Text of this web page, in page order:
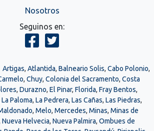
Nosotros
Seguinos en:
Artigas, Atlantida, Balneario Solis, Cabo Polonio,
, Chuy, Colonia del Sacramento, Costa
, Durazno, El Pinar, Florida, Fray Bentos,
La Paloma, La Pedrera, Las Cañas, Las Piedras,
, Melo, Mercedes, Minas, Minas de
Nueva Helvecia, Nueva Palmira, Ombues de